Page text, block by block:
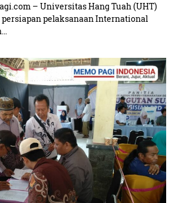
– Universitas Hang Tuah (UHT)
pelaksanaan International